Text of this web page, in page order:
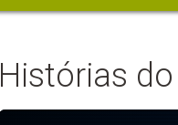
Histórias